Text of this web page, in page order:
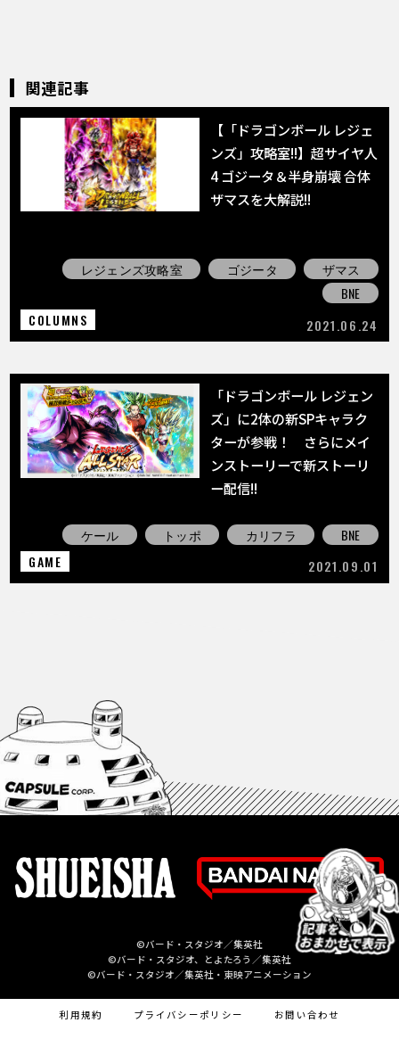
関連記事
【「ドラゴンボール レジェ
ンズ」攻略室!!】超サイヤ人
4 ゴジータ＆半身崩壊 合体
ザマスを大解説!!
レジェンズ攻略室 ゴジータ
ザマス
BNE
COLUMNS
2021.06.24
「ドラゴンボール レジェン
ズ」に2体の新SPキャラク
ターが参戦！ さらにメイ
ンストーリーで新ストーリ
ー配信!!
ケール トッポ カリフラ
BNE
GAME
2021.09.01
©バード・スタジオ／集英社
©バード・スタジオ、とよたろう／集英社
©バード・スタジオ／集英社・東映アニメーション
利用規約 プライバシーポリシー お問い合わせ